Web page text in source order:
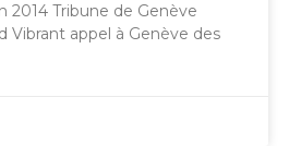
2014 Tribune de Genève
Vibrant appel à Genève des